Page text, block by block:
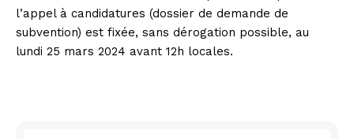
l’appel à candidatures (dossier de demande de
subvention) est fixée, sans dérogation possible, au
lundi 25 mars 2024 avant 12h locales.